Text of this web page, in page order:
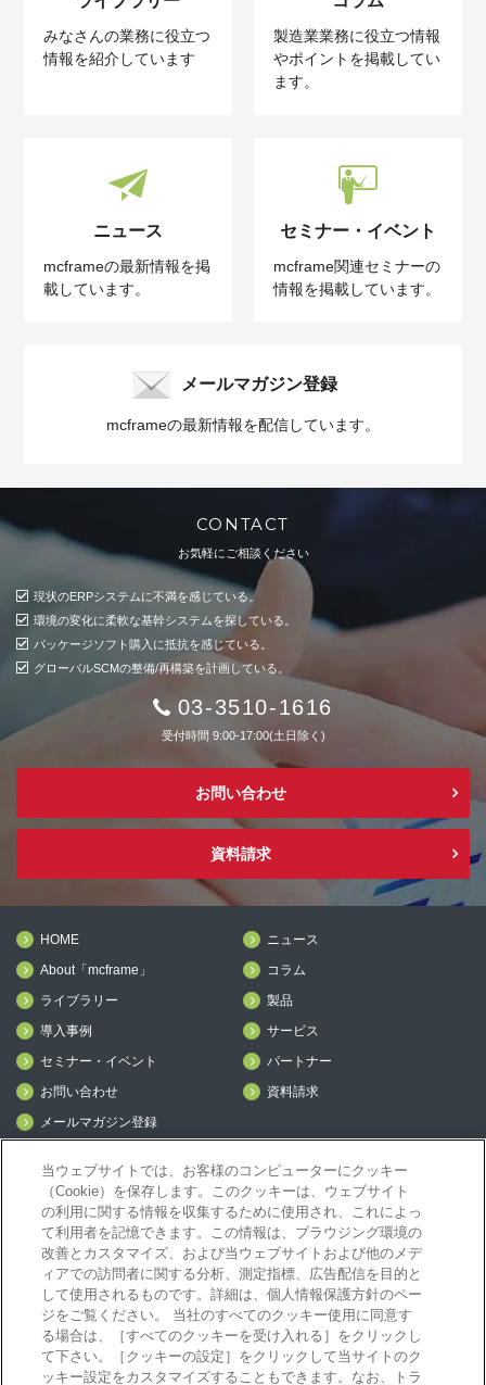
みなさんの業務に役立つ
情報を紹介しています
製造業業務に役立つ情報
やポイントを掲載してい
ます。
ニュース
mcframeの最新情報を掲
載しています。
セミナー・イベント
mcframe関連セミナーの
情報を掲載しています。
メールマガジン登録
mcframeの最新情報を配信しています。
CONTACT
お気軽にご相談ください
現状のERPシステムに不満を感じている。
環境の変化に柔軟な基幹システムを探している。
パッケージソフト購入に抵抗を感じている。
グローバルSCMの整備/再構築を計画している。
03-3510-1616
受付時間 9:00-17:00(土日除く)
お問い合わせ
資料請求
HOME
ニュース
About「mcframe」
コラム
ライブラリー
製品
導入事例
サービス
セミナー・イベント
パートナー
お問い合わせ
資料請求
メールマガジン登録
mcframeナビ（ユーザ登録者）
mcframeユーザ会サイト（MCUG会員専用）
ID発行をご希望の方はこちら
パートナー専用サイト
mcframe GAパートナー専用サイト
MIJS
当ウェブサイトでは、お客様のコンピューターにクッキー
（Cookie）を保存します。このクッキーは、ウェブサイト
の利用に関する情報を収集するために使用され、これによっ
て利用者を記憶できます。この情報は、ブラウジング環境の
改善とカスタマイズ、および当ウェブサイトおよび他のメデ
ィアでの訪問者に関する分析、測定指標、広告配信を目的と
して使用されるものです。詳細は、個人情報保護方針のペー
ジをご覧ください。 当社のすべてのクッキー使用に同意す
る場合は、［すべてのクッキーを受け入れる］をクリックし
て下さい。［クッキーの設定］をクリックして当サイトのク
ッキー設定をカスタマイズすることもできます。なお、トラ